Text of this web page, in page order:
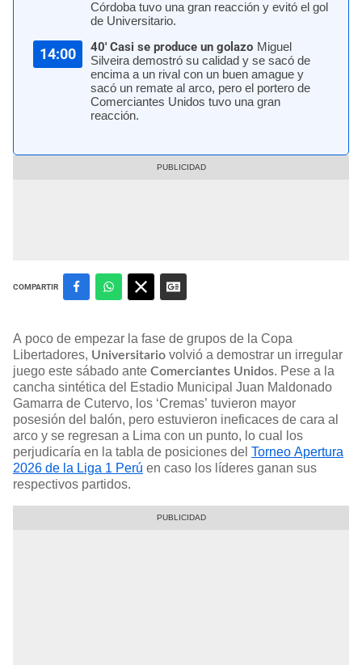
Córdoba tuvo una gran reacción y evitó el gol
de Universitario.
14:00 40' Casi se produce un golazo Miguel
Silveira demostró su calidad y se sacó de
encima a un rival con un buen amague y
sacó un remate al arco, pero el portero de
Comerciantes Unidos tuvo una gran
reacción.
COMPARTIR
A poco de empezar la fase de grupos de la Copa
Libertadores, Universitario volvió a demostrar un irregular
juego este sábado ante Comerciantes Unidos. Pese a la
cancha sintética del Estadio Municipal Juan Maldonado
Gamarra de Cutervo, los ‘Cremas’ tuvieron mayor
posesión del balón, pero estuvieron ineficaces de cara al
arco y se regresan a Lima con un punto, lo cual los
perjudicaría en la tabla de posiciones del Torneo Apertura
2026 de la Liga 1 Perú en caso los líderes ganan sus
respectivos partidos.